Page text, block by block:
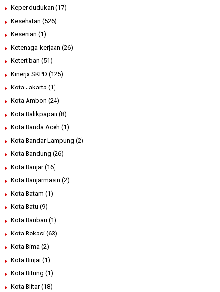
Kependudukan (17)
Kesehatan (526)
Kesenian (1)
Ketenaga-kerjaan (26)
Ketertiban (51)
Kinerja SKPD (125)
Kota Jakarta (1)
Kota Ambon (24)
Kota Balikpapan (8)
Kota Banda Aceh (1)
Kota Bandar Lampung (2)
Kota Bandung (26)
Kota Banjar (16)
Kota Banjarmasin (2)
Kota Batam (1)
Kota Batu (9)
Kota Baubau (1)
Kota Bekasi (63)
Kota Bima (2)
Kota Binjai (1)
Kota Bitung (1)
Kota Blitar (18)